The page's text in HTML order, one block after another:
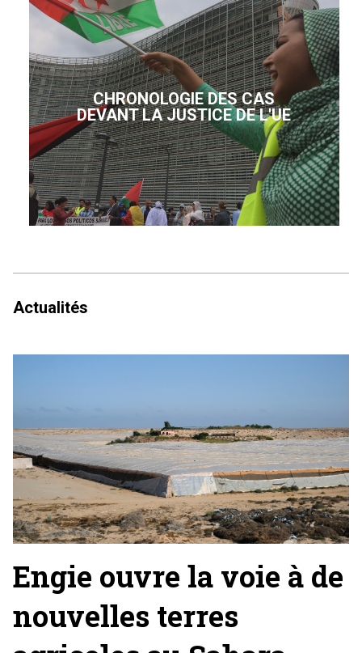
CHRONOLOGIE DES CAS
DEVANT LA JUSTICE DE L'UE
Actualités
Engie ouvre la voie à de
nouvelles terres